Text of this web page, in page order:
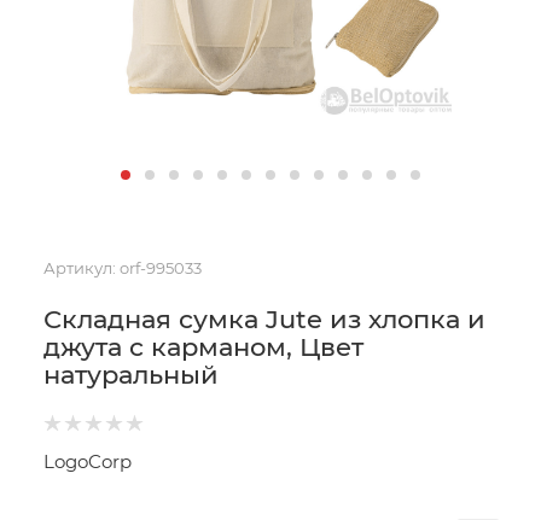
Артикул: orf-995033
Складная сумка Jute из хлопка и
джута с карманом, Цвет
натуральный
LogoCorp